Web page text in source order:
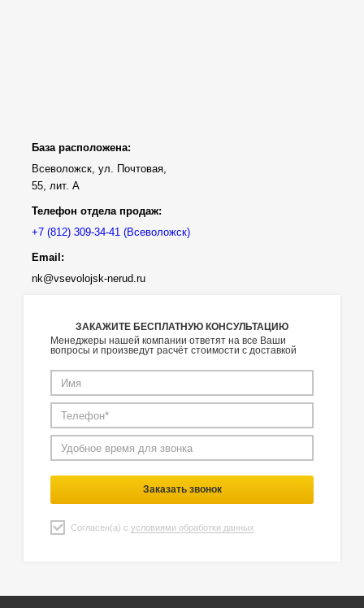
База расположена:
Всеволожск, ул. Почтовая,
55, лит. А
Телефон отдела продаж:
(Всеволожск)
Email:
nk@vsevolojsk-nerud.ru
ЗАКАЖИТЕ БЕСПЛАТНУЮ КОНСУЛЬТАЦИЮ
Менеджеры нашей компании ответят на все Ваши
вопросы и произведут расчёт стоимости с доставкой
Заказать звонок
Согласен(а) с условиями обработки данных